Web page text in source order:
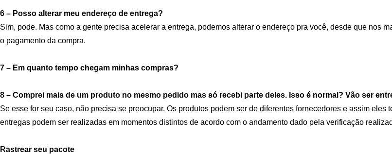
6 – Posso alterar meu endereço de entrega?
Sim, pode. Mas como a gente precisa acelerar a entrega, podemos alterar o endereço pra você, desde que nos
o pagamento da compra.
7 – Em quanto tempo chegam minhas compras?
8 – Comprei mais de um produto no mesmo pedido mas só recebi parte deles. Isso é normal? Vão ser
Se esse for seu caso, não precisa se preocupar. Os produtos podem ser de diferentes fornecedores e assim
entregas podem ser realizadas em momentos distintos de acordo com o andamento dado pela verificação
Rastrear seu pacote